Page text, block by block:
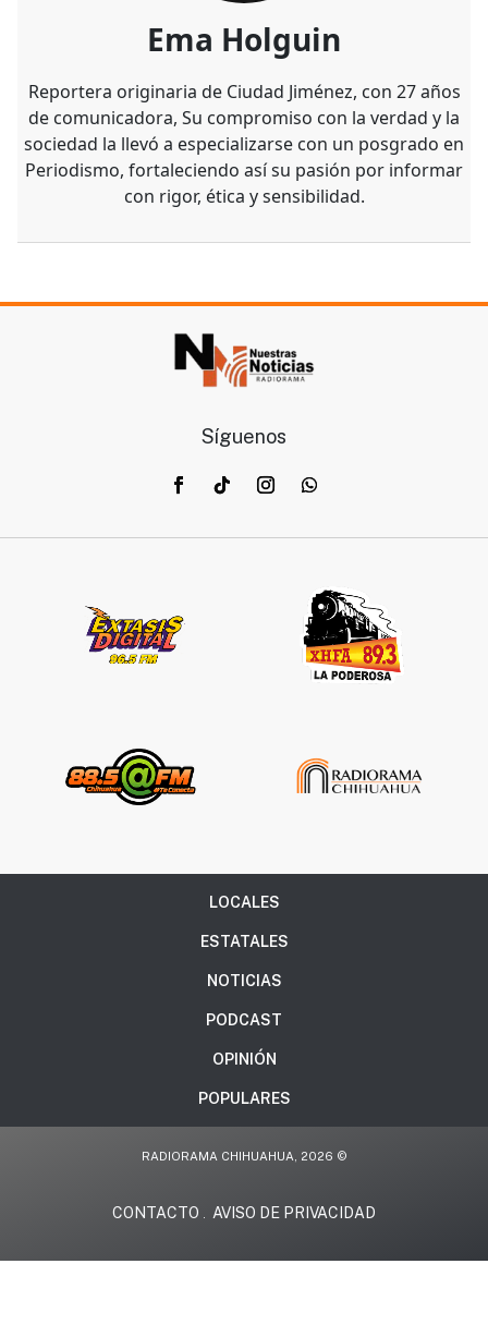
Ema Holguin
Reportera originaria de Ciudad Jiménez, con 27 años
de comunicadora, Su compromiso con la verdad y la
sociedad la llevó a especializarse con un posgrado en
Periodismo, fortaleciendo así su pasión por informar
con rigor, ética y sensibilidad.
Síguenos
LOCALES
ESTATALES
NOTICIAS
PODCAST
OPINIÓN
POPULARES
RADIORAMA CHIHUAHUA, 2026 ©
CONTACTO AVISO DE PRIVACIDAD